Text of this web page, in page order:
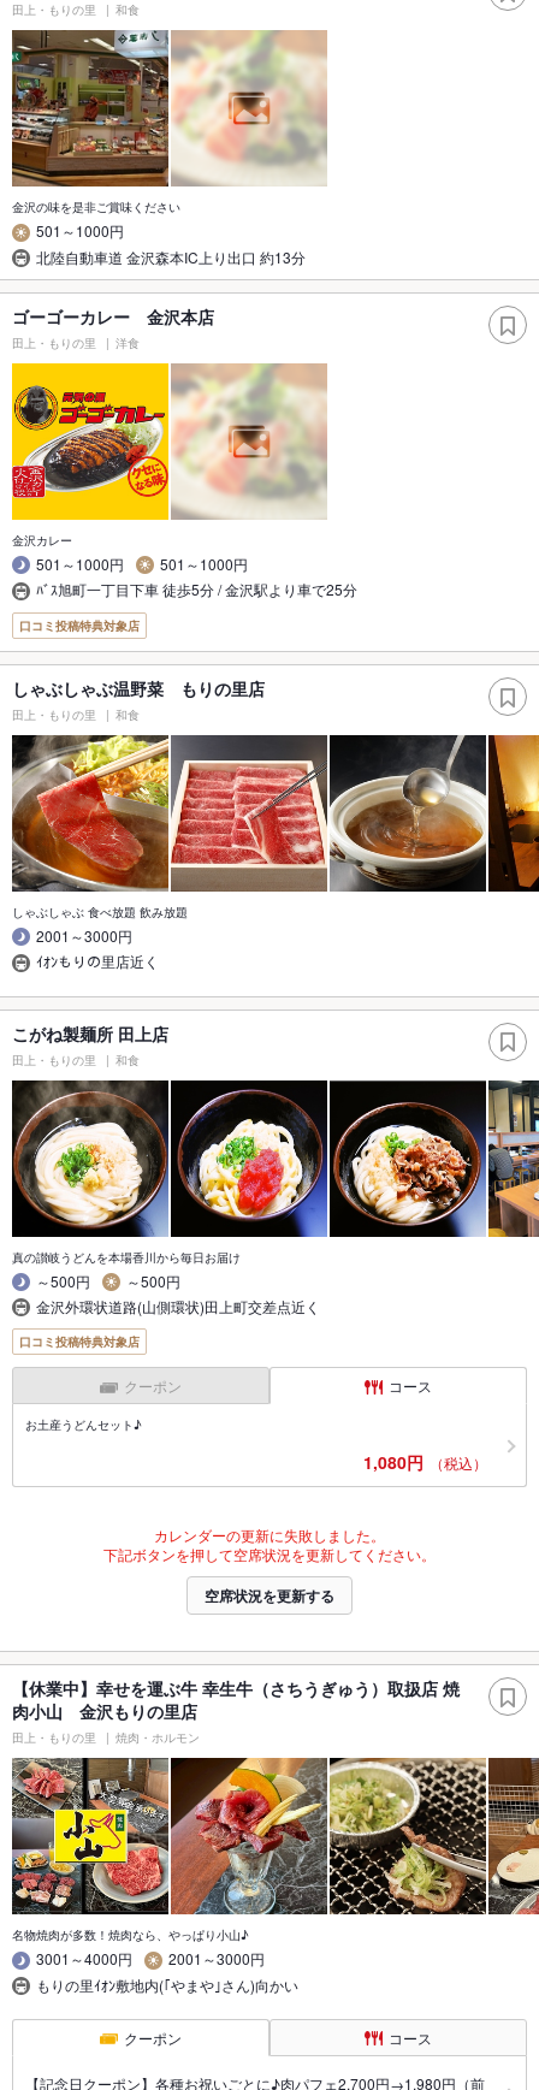
田上・もりの里 和食
金沢の味を是非ご賞味ください
501～1000円
北陸自動車道 金沢森本IC上り出口 約13分
ゴーゴーカレー 金沢本店
田上・もりの里 洋食
金沢カレー
501～1000円
501～1000円
ﾊﾞｽ旭町一丁目下車 徒歩5分 / 金沢駅より車で25分
口コミ投稿特典対象店
しゃぶしゃぶ温野菜 もりの里店
田上・もりの里 和食
しゃぶしゃぶ 食べ放題 飲み放題
2001～3000円
ｲｵﾝもりの里店近く
こがね製麺所 田上店
田上・もりの里 和食
真の讃岐うどんを本場香川から毎日お届け
～500円
～500円
金沢外環状道路(山側環状)田上町交差点近く
口コミ投稿特典対象店
クーポン コース
お土産うどんセット♪
1,080円 （税込）
カレンダーの更新に失敗しました。
下記ボタンを押して空席状況を更新してください。
空席状況を更新する
【休業中】幸せを運ぶ牛 幸生牛（さちうぎゅう）取扱店 焼
肉小山 金沢もりの里店
田上・もりの里 焼肉・ホルモン
名物焼肉が多数！焼肉なら、やっぱり小山♪
3001～4000円
2001～3000円
もりの里ｲｵﾝ敷地内(｢やまや｣さん)向かい
クーポン コース
【記念日クーポン】各種お祝いごとに♪肉パフェ2,700円→1,980円（前